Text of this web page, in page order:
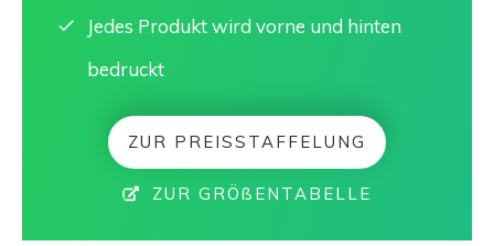
Jedes Produkt wird vorne und hinten
bedruckt
ZUR PREISSTAFFELUNG
ZUR GRÖßENTABELLE